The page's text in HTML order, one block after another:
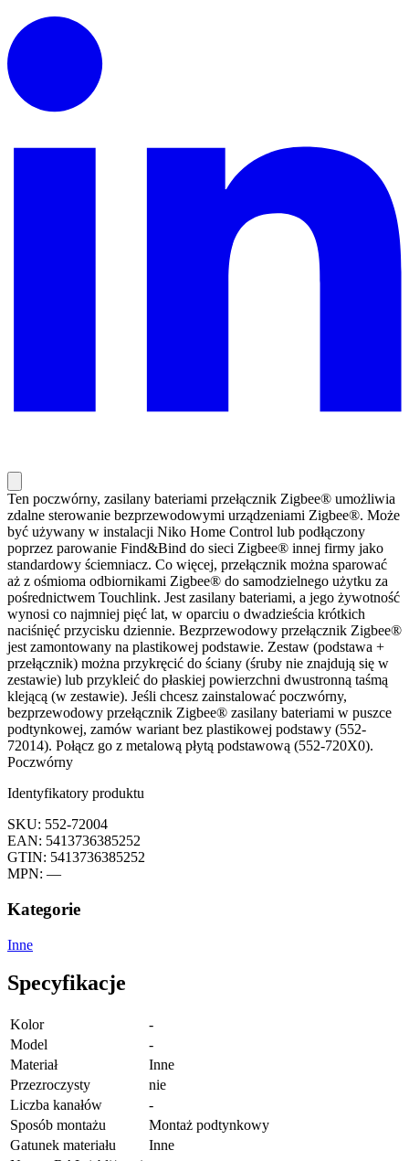
Ten poczwórny, zasilany bateriami przełącznik Zigbee® umożliwia
zdalne sterowanie bezprzewodowymi urządzeniami Zigbee®. Może
być używany w instalacji Niko Home Control lub podłączony
poprzez parowanie Find&Bind do sieci Zigbee® innej firmy jako
standardowy ściemniacz. Co więcej, przełącznik można sparować
aż z ośmioma odbiornikami Zigbee® do samodzielnego użytku za
pośrednictwem Touchlink. Jest zasilany bateriami, a jego żywotność
wynosi co najmniej pięć lat, w oparciu o dwadzieścia krótkich
naciśnięć przycisku dziennie. Bezprzewodowy przełącznik Zigbee®
jest zamontowany na plastikowej podstawie. Zestaw (podstawa +
przełącznik) można przykręcić do ściany (śruby nie znajdują się w
zestawie) lub przykleić do płaskiej powierzchni dwustronną taśmą
klejącą (w zestawie). Jeśli chcesz zainstalować poczwórny,
bezprzewodowy przełącznik Zigbee® zasilany bateriami w puszce
podtynkowej, zamów wariant bez plastikowej podstawy (552-
72014). Połącz go z metalową płytą podstawową (552-720X0).
Poczwórny
Identyfikatory produktu
SKU: 552-72004
EAN: 5413736385252
GTIN: 5413736385252
MPN: —
Kategorie
Inne
Specyfikacje
Kolor
-
Model
-
Materiał
Inne
Przezroczysty
nie
Liczba kanałów
-
Sposób montażu
Montaż podtynkowy
Gatunek materiału
Inne